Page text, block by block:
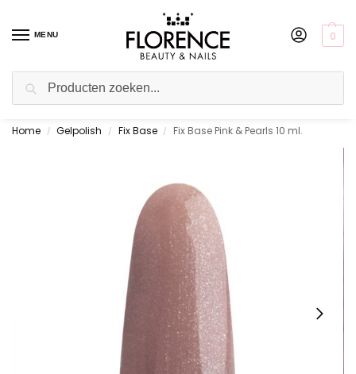
MENU 0
Gratis ophalen in de showroom
Home / Gelpolish / Fix Base / Fix Base Pink & Pearls 10 ml.